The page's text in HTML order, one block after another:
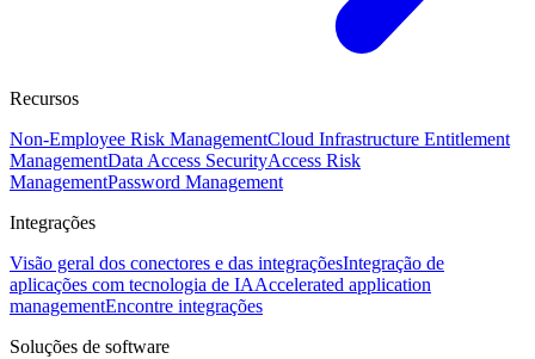
Recursos
Non-Employee Risk ManagementCloud Infrastructure Entitlement
ManagementData Access SecurityAccess Risk
ManagementPassword Management
Integrações
Visão geral dos conectores e das integraçõesIntegração de
aplicações com tecnologia de IAAccelerated application
managementEncontre integrações
Soluções de software